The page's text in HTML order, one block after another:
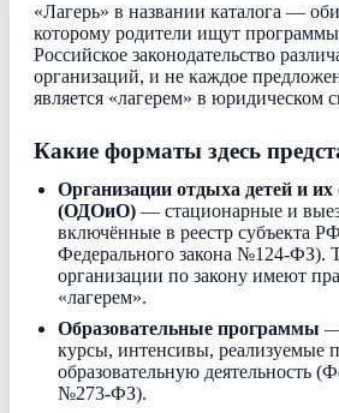
«Лагерь» в названии каталога —
которому родители ищут программы
Российское законодательство
организаций, и не каждое
является «лагерем» в юридическом
Какие форматы здесь
Организации отдыха детей и их
(ОДОиО) — стационарные и
включённые в реестр субъекта
Федерального закона №124-ФЗ).
организации по закону имеют
«лагерем».
Образовательные программы —
курсы, интенсивы, реализуемые
образовательную деятельность
№273-ФЗ).